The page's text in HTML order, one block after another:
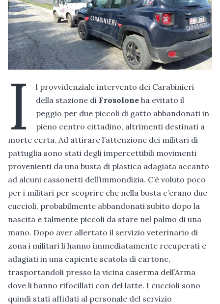
I
l provvidenziale intervento dei Carabinieri
della stazione di Frosolone ha evitato il
peggio per due piccoli di gatto abbandonati in
pieno centro cittadino, altrimenti destinati a
morte certa. Ad attirare l’attenzione dei militari di
pattuglia sono stati degli impercettibili movimenti
provenienti da una busta di plastica adagiata accanto
ad alcuni cassonetti dell’immondizia. C’è voluto poco
per i militari per scoprire che nella busta c’erano due
cuccioli, probabilmente abbandonati subito dopo la
nascita e talmente piccoli da stare nel palmo di una
mano. Dopo aver allertato il servizio veterinario di
zona i militari li hanno immediatamente recuperati e
adagiati in una capiente scatola di cartone,
trasportandoli presso la vicina caserma dell’Arma
dove li hanno rifocillati con del latte. I cuccioli sono
quindi stati affidati al personale del servizio